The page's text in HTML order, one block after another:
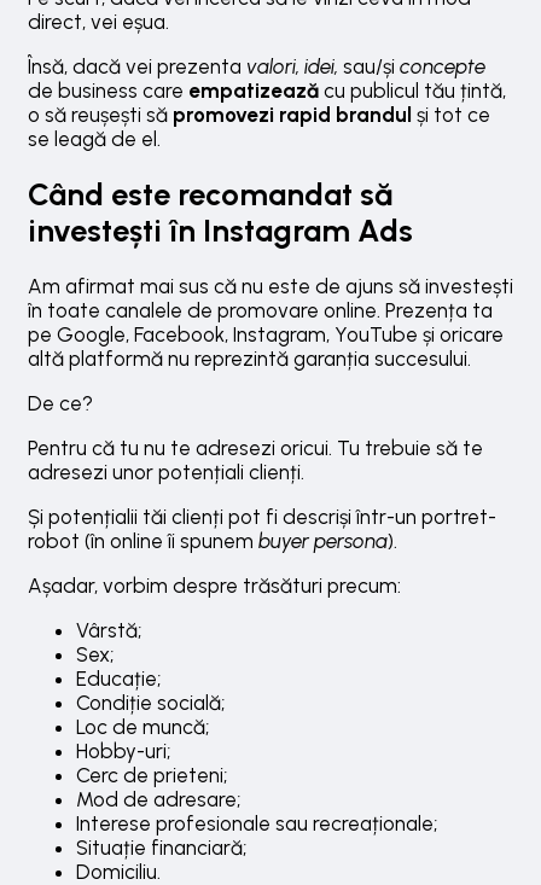
direct, vei eșua.
Însă, dacă vei prezenta valori, idei, sau/și concepte
de business care empatizează cu publicul tău țintă,
o să reușești să promovezi rapid brandul și tot ce
se leagă de el.
Când este recomandat să
investești în Instagram Ads
Am afirmat mai sus că nu este de ajuns să investești
în toate canalele de promovare online. Prezența ta
pe Google, Facebook, Instagram, YouTube și oricare
altă platformă nu reprezintă garanția succesului.
De ce?
Pentru că tu nu te adresezi oricui. Tu trebuie să te
adresezi unor potențiali clienți.
Și potențialii tăi clienți pot fi descriși într-un portret-
robot (în online îi spunem buyer persona).
Așadar, vorbim despre trăsături precum:
Vârstă;
Sex;
Educație;
Condiție socială;
Loc de muncă;
Hobby-uri;
Cerc de prieteni;
Mod de adresare;
Interese profesionale sau recreaționale;
Situație financiară;
Domiciliu.